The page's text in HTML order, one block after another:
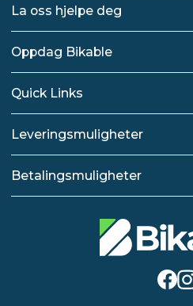
La oss hjelpe deg
Oppdag Bikable
Quick Links
Leveringsmuligheter
Betalingsmuligheter